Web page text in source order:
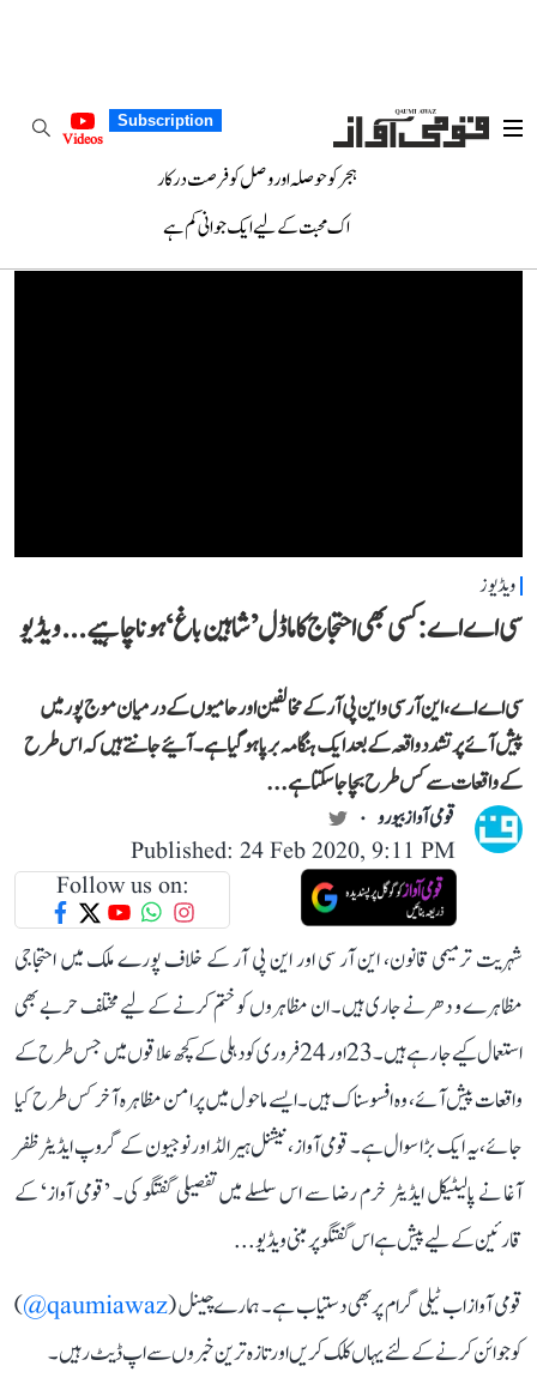
Subscription
Videos
ہجر کو حوصلہ اور وصل کو فرصت درکار
اک محبت کے لیے ایک جوانی کم ہے
ویڈیوز
سی اے اے: کسی بھی احتجاج کا ماڈل ’شاہین باغ‘ ہونا چاہیے... ویڈیو
سی اے اے، این آر سی و این پی آر کے مخالفین اور حامیوں کے درمیان موج پور میں
پیش آئے پرتشدد واقعہ کے بعد ایک ہنگامہ برپا ہو گیا ہے۔ آئیے جانتے ہیں کہ اس طرح
کے واقعات سے کس طرح بچا جا سکتا ہے...
قومی آواز بیورو
Published: 24 Feb 2020, 9:11 PM
Follow us on:
شہریت ترمیمی قانون، این آر سی اور این پی آر کے خلاف پورے ملک میں احتجاجی
مظاہرے و دھرنے جاری ہیں۔ ان مظاہروں کو ختم کرنے کے لیے مختلف حربے بھی
استعمال کیے جا رہے ہیں۔ 23 اور 24 فروری کو دہلی کے کچھ علاقوں میں جس طرح کے
واقعات پیش آئے، وہ افسوسناک ہیں۔ ایسے ماحول میں پرامن مظاہرہ آخر کس طرح کیا
جائے، یہ ایک بڑا سوال ہے۔ قومی آواز، نیشنل ہیرالڈ اور نوجیون کے گروپ ایڈیٹر ظفر
آغا نے پالیٹیکل ایڈیٹر خرم رضا سے اس سلسلے میں تفصیلی گفتگو کی۔ ’قومی آواز‘ کے
قارئین کے لیے پیش ہے اس گفتگو پر مبنی ویڈیو...
قومی آواز اب ٹیلی گرام پر بھی دستیاب ہے۔ ہمارے چینل (qaumiawaz@
)
کو جوائن کرنے کے لئے یہاں کلک کریں اور تازہ ترین خبروں سے اپ ڈیٹ رہیں۔